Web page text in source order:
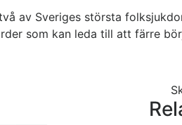
av Sveriges största
som kan leda till att färre